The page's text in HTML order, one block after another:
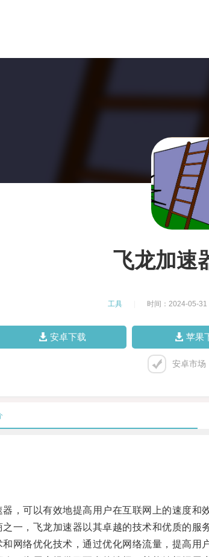
飞龙加速
工具 时间：2024-05-31
安卓下载 苹果
安卓市场
可以有效地提高用户在互联网上的速度和
，飞龙加速器以其卓越的技术和优质的服
络优化技术，通过优化网络流量，提高用